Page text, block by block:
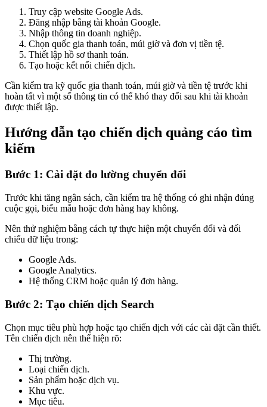
Truy cập website Google Ads.
Đăng nhập bằng tài khoản Google.
Nhập thông tin doanh nghiệp.
Chọn quốc gia thanh toán, múi giờ và đơn vị tiền tệ.
Thiết lập hồ sơ thanh toán.
Tạo hoặc kết nối chiến dịch.
Cần kiểm tra kỹ quốc gia thanh toán, múi giờ và tiền tệ trước khi
hoàn tất vì một số thông tin có thể khó thay đổi sau khi tài khoản
được thiết lập.
Hướng dẫn tạo chiến dịch quảng cáo tìm
kiếm
Bước 1: Cài đặt đo lường chuyển đổi
Trước khi tăng ngân sách, cần kiểm tra hệ thống có ghi nhận đúng
cuộc gọi, biểu mẫu hoặc đơn hàng hay không.
Nên thử nghiệm bằng cách tự thực hiện một chuyển đổi và đối
chiếu dữ liệu trong:
Google Ads.
Google Analytics.
Hệ thống CRM hoặc quản lý đơn hàng.
Bước 2: Tạo chiến dịch Search
Chọn mục tiêu phù hợp hoặc tạo chiến dịch với các cài đặt cần thiết.
Tên chiến dịch nên thể hiện rõ:
Thị trường.
Loại chiến dịch.
Sản phẩm hoặc dịch vụ.
Khu vực.
Mục tiêu.